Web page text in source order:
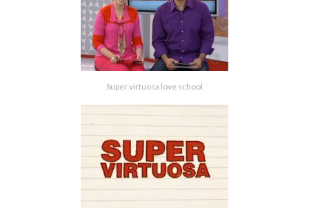
Super virtuosa love school